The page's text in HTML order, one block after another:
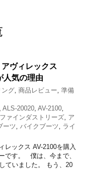
ヴィレックス
人気の理由
ング 商品レビュー 準備
ALS-20020 AV-2100
ァインダストリーズ ア
ーツ バイクブーツ
ライ
レックス AV-2100を購入
です。 僕は、今まで、
ていました。 もう、20